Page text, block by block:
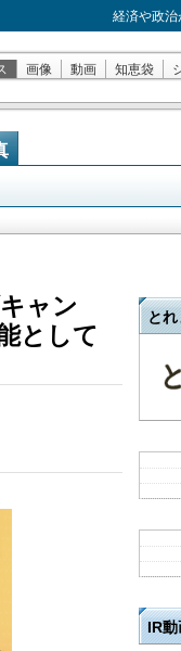
経済や政
画像 動画 知恵袋
ャン
として
とれ
IR動